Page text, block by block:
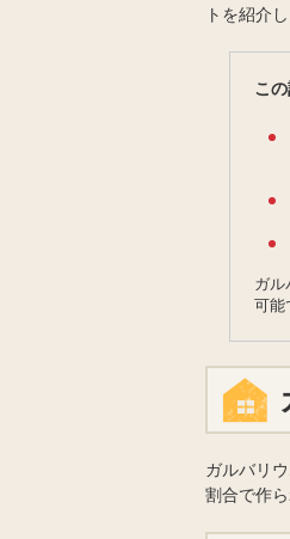
トを紹介し
こ
ガル
可能
ガルバリ
割合で作